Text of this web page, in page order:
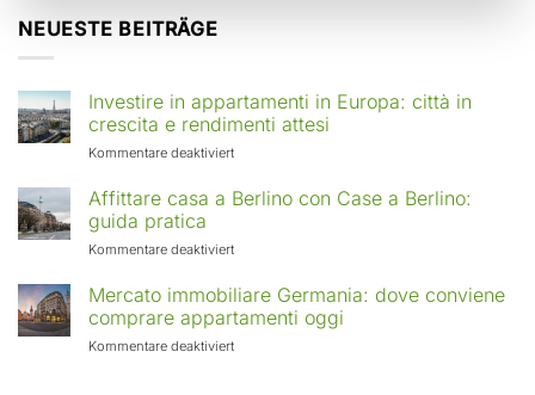
NEUESTE BEITRÄGE
Investire in appartamenti in Europa: città in
crescita e rendimenti attesi
Kommentare deaktiviertfür
in
Europa:
in
crescita
rendimenti
Affittare casa a Berlino con Case a Berlino:
guida pratica
Kommentare deaktiviertfür
casa
a
Berlino
con
Mercato immobiliare Germania: dove conviene
comprare appartamenti oggi
Kommentare deaktiviertfür